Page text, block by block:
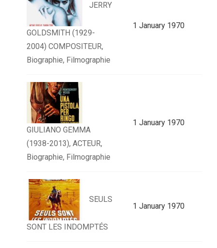
JERRY
GOLDSMITH (1929-
2004) COMPOSITEUR,
Biographie, Filmographie
1 January 1970
GIULIANO GEMMA
(1938-2013), ACTEUR,
Biographie, Filmographie
1 January 1970
SEULS
SONT LES INDOMPTÉS
1 January 1970